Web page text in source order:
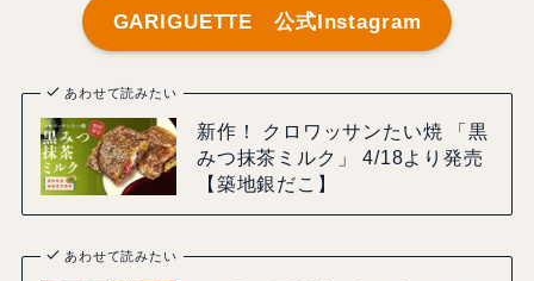
GARIGUETTE 公式Instagram
あわせて読みたい
新作！ クロワッサンたい焼 「黒
みつ抹茶ミルク」 4/18より発売
【築地銀だこ】
あわせて読みたい